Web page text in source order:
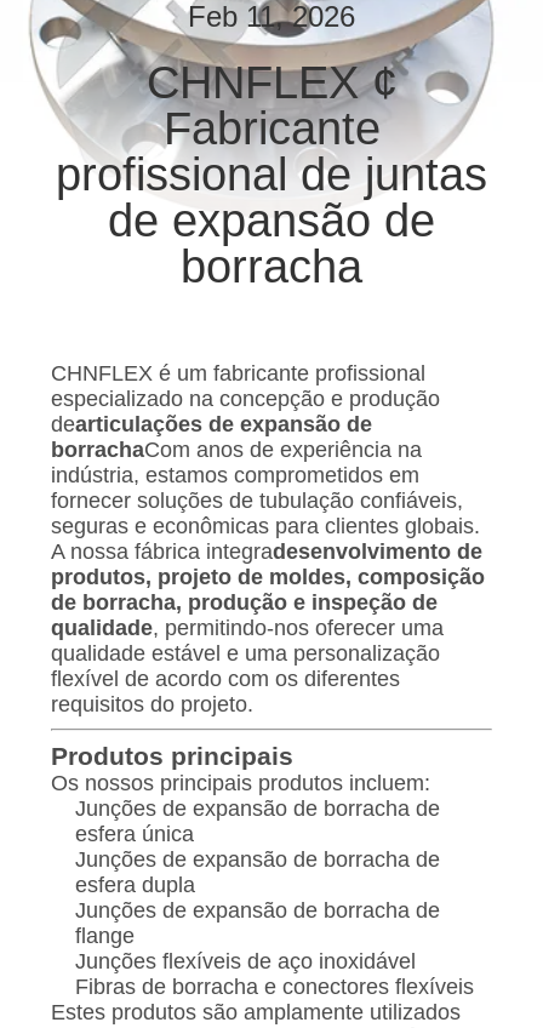
EXCURSÃO
DA
FÁBRICA
CONTROLE
QUALIDADE
NOS
NOTÍCIA
PEÇA
UMAS
CITAÇÕES
MAPA
DO
SITE
POLÍTICA
PRIVACIDADE
Feb 11, 2026
CHNFLEX ¢
Fabricante
profissional de juntas
de expansão de
borracha
CHNFLEX é um fabricante profissional
especializado na concepção e produção
dearticulações de expansão de
borrachaCom anos de experiência na
indústria, estamos comprometidos em
fornecer soluções de tubulação confiáveis,
seguras e econômicas para clientes globais.
A nossa fábrica integradesenvolvimento de
produtos, projeto de moldes, composição
de borracha, produção e inspeção de
qualidade, permitindo-nos oferecer uma
qualidade estável e uma personalização
flexível de acordo com os diferentes
requisitos do projeto.
Produtos principais
Os nossos principais produtos incluem:
Junções de expansão de borracha de
esfera única
Junções de expansão de borracha de
esfera dupla
Junções de expansão de borracha de
flange
Junções flexíveis de aço inoxidável
Fibras de borracha e conectores flexíveis
Estes produtos são amplamente utilizados